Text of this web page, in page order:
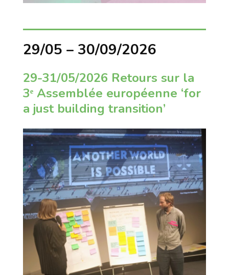
29/05 – 30/09/2026
29-31/05/2026 Retours sur la
3ᵉ Assemblée européenne ‘for
a just building transition’